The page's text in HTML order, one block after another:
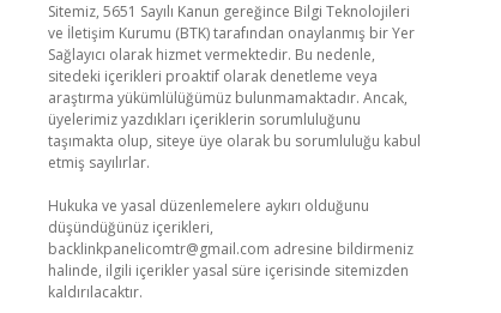
Sitemiz, 5651 Sayılı Kanun gereğince Bilgi Teknolojileri
ve İletişim Kurumu (BTK) tarafından onaylanmış bir Yer
Sağlayıcı olarak hizmet vermektedir. Bu nedenle,
sitedeki içerikleri proaktif olarak denetleme veya
araştırma yükümlülüğümüz bulunmamaktadır. Ancak,
üyelerimiz yazdıkları içeriklerin sorumluluğunu
taşımakta olup, siteye üye olarak bu sorumluluğu kabul
etmiş sayılırlar.
Hukuka ve yasal düzenlemelere aykırı olduğunu
düşündüğünüz içerikleri,
backlinkpanelicomtr@gmail.com adresine bildirmeniz
halinde, ilgili içerikler yasal süre içerisinde sitemizden
kaldırılacaktır.